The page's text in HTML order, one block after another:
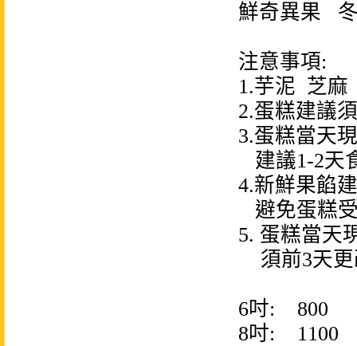
鮮奇異果
注意事項:
1.芋泥 芝麻
2.蛋糕建議
3.蛋糕當天
建議1-2天
4.新鮮果餡
避免蛋糕
5. 蛋糕當天
須前3天更
6吋: 800
8吋: 1100